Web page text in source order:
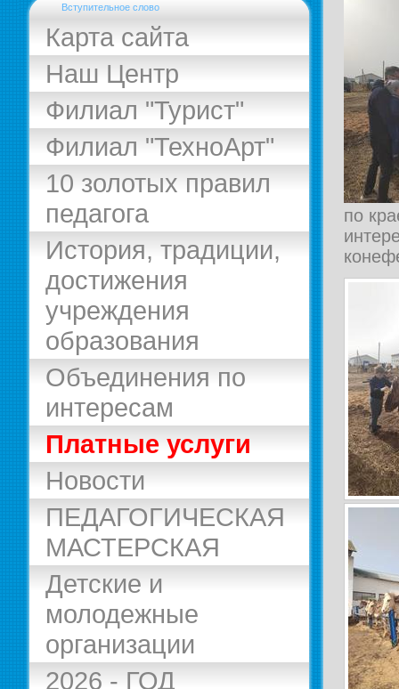
Вступительное слово
Карта сайта
Наш Центр
Филиал "Турист"
Филиал "ТехноАрт"
10 золотых правил
педагога
История, традиции,
достижения
учреждения
образования
Объединения по
интересам
Платные услуги
Новости
ПЕДАГОГИЧЕСКАЯ
МАСТЕРСКАЯ
Детские и
молодежные
организации
2026 - ГОД
по